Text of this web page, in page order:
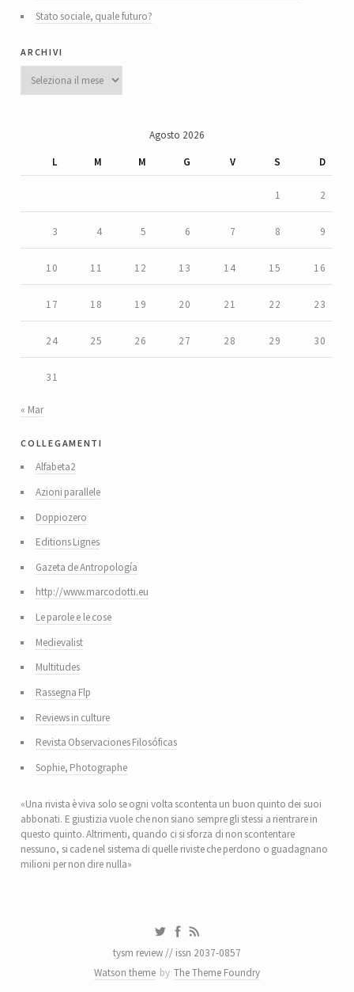
Stato sociale, quale futuro?
archivi
Archivi
Agosto 2026
L
M M G V S D
1 2
3 4 5 6 7 8 9
10 11 12 13 14 15 16
17 18 19 20 21 22 23
24 25 26 27 28 29 30
31
« Mar
collegamenti
Alfabeta2
Azioni parallele
Doppiozero
Editions Lignes
Gazeta de Antropología
http://www.marcodotti.eu
Le parole e le cose
Medievalist
Multitudes
Rassegna Flp
Reviews in culture
Revista Observaciones Filosóficas
Sophie, Photographe
«Una rivista è viva solo se ogni volta scontenta un buon quinto dei suoi
abbonati. E giustizia vuole che non siano sempre gli stessi a rientrare in
questo quinto. Altrimenti, quando ci si sforza di non scontentare
nessuno, si cade nel sistema di quelle riviste che perdono o guadagnano
milioni per non dire nulla»
tysm review // issn 2037-0857
Watson theme by The Theme Foundry